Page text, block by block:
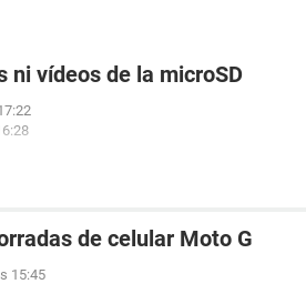
ni vídeos de la microSD
de celular Moto G
15:45